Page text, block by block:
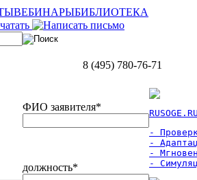
ВЕБИНАРЫБИБЛИОТЕКА
8 (495) 780-76-71
ФИО заявителя*
должность*
-
-
-
-